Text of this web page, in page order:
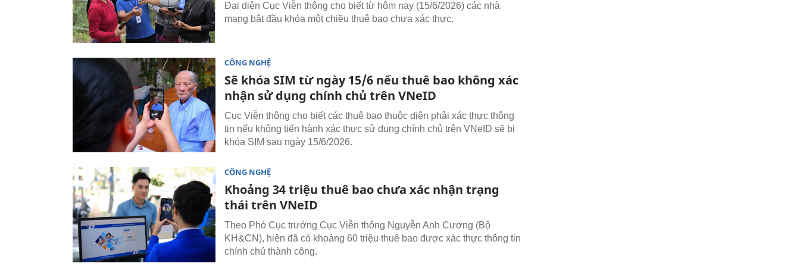
Đại diện Cục Viễn thông cho biết từ hôm nay (15/6/2026) các nhà
mạng bắt đầu khóa một chiều thuê bao chưa xác thực.
CÔNG NGHỆ
Sẽ khóa SIM từ ngày 15/6 nếu thuê bao không xác
nhận sử dụng chính chủ trên VNeID
Cục Viễn thông cho biết các thuê bao thuộc diện phải xác thực thông
tin nếu không tiến hành xác thực sử dụng chính chủ trên VNeID sẽ bị
khóa SIM sau ngày 15/6/2026.
CÔNG NGHỆ
Khoảng 34 triệu thuê bao chưa xác nhận trạng
thái trên VNeID
Theo Phó Cục trưởng Cục Viễn thông Nguyễn Anh Cương (Bộ
KH&CN), hiện đã có khoảng 60 triệu thuê bao được xác thực thông tin
chính chủ thành công.